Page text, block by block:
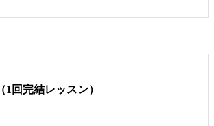
（1回完結レッスン）